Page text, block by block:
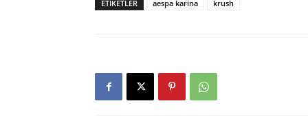
ETIKETLER aespa karina krush